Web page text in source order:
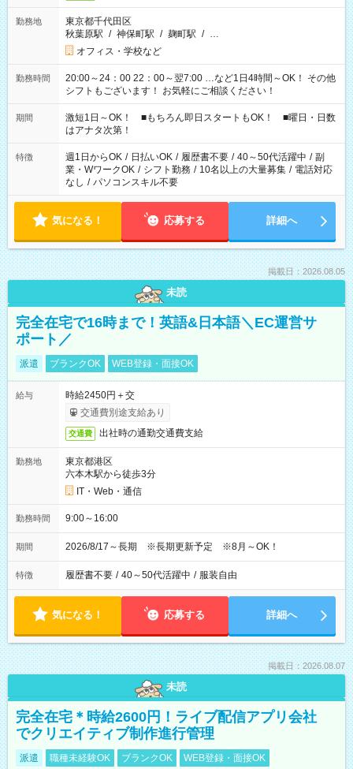
勤務地
東京都千代田区
秋葉原駅 / 神保町駅 / 麹町駅 / …
オフィス・学校など
勤務時間
20:00～24：00 22：00～翌7:00 …など1日4時間～OK！ その他
シフトもございます！ お気軽にご相談ください！
期間
激短1日～OK！ ■もちろん即日スタートもOK！ ■曜日・日数
はアナタ次第！
特徴 週1日からOK / 日払いOK / 履歴書不要 / 40～50代活躍中 / 副
業・WワークOK / シフト勤務 / 10名以上の大量募集 / 電話対応
なし / パソコンスキル不要
気になる！ 応募する 詳細へ
掲載日：2026.08.05
未読
完全在宅で16時まで！英語&日本語＼EC運営サ
ポート／
派遣 ブランクOK WEB登録・面接OK
給与
時給2450円＋交
交通費別途支給あり
交通費 出社時の通勤交通費支給
勤務地
東京都港区
六本木駅から徒歩3分
IT・Web・通信
勤務時間 9:00～16:00
期間 2026/8/17～長期 ※長期更新予定 ※8月～OK！
特徴 履歴書不要 / 40～50代活躍中 / 服装自由
気になる！ 応募する 詳細へ
掲載日：2026.08.07
未読
完全在宅＊時給2600円！ライブ配信アプリ会社
でクリエイティブ制作進行管理
派遣 職種未経験OK ブランクOK WEB登録・面接OK